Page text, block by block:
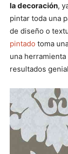
la decoración,
pintar toda una
de diseño o
pintado toma
una herramienta
resultados